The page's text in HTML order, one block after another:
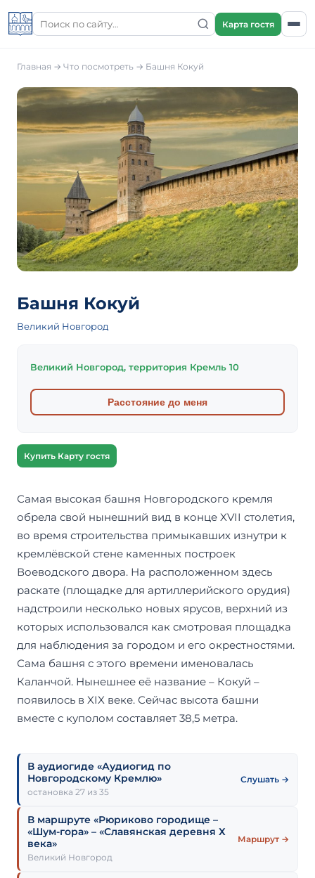
Карта гостя
Главная → Что посмотреть → Башня Кокуй
Башня Кокуй
Великий Новгород
Великий Новгород, территория Кремль 10
Расстояние до меня
Купить Карту гостя
Самая высокая башня Новгородского кремля
обрела свой нынешний вид в конце XVII столетия,
во время строительства примыкавших изнутри к
кремлёвской стене каменных построек
Воеводского двора. На расположенном здесь
раскате (площадке для артиллерийского орудия)
надстроили несколько новых ярусов, верхний из
которых использовался как смотровая площадка
для наблюдения за городом и его окрестностями.
Сама башня с этого времени именовалась
Каланчой. Нынешнее её название – Кокуй –
появилось в XIX веке. Сейчас высота башни
вместе с куполом составляет 38,5 метра.
В аудиогиде «Аудиогид по
Новгородскому Кремлю»
остановка 27 из 35
Слушать →
В маршруте «Рюриково городище –
«Шум-гора» – «Славянская деревня Х
века»
Великий Новгород
Маршрут →